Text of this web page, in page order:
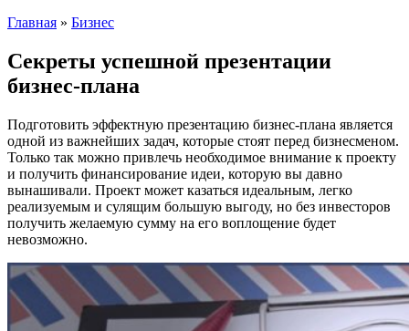
Главная » Бизнес
Секреты успешной презентации
бизнес-плана
Подготовить эффектную презентацию бизнес-плана является
одной из важнейших задач, которые стоят перед бизнесменом.
Только так можно привлечь необходимое внимание к проекту
и получить финансирование идеи, которую вы давно
вынашивали. Проект может казаться идеальным, легко
реализуемым и сулящим большую выгоду, но без инвесторов
получить желаемую сумму на его воплощение будет
невозможно.